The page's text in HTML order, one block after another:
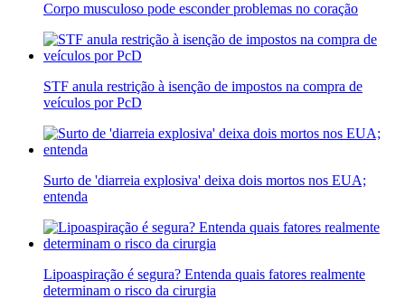
Corpo musculoso pode esconder problemas no coração
STF anula restrição à isenção de impostos na compra de
veículos por PcD
Surto de 'diarreia explosiva' deixa dois mortos nos EUA;
entenda
Lipoaspiração é segura? Entenda quais fatores realmente
determinam o risco da cirurgia